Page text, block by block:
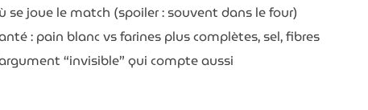
se joue le match (spoiler : souvent dans le four)
: pain blanc vs farines plus complètes, sel, fibres
“invisible” qui compte aussi